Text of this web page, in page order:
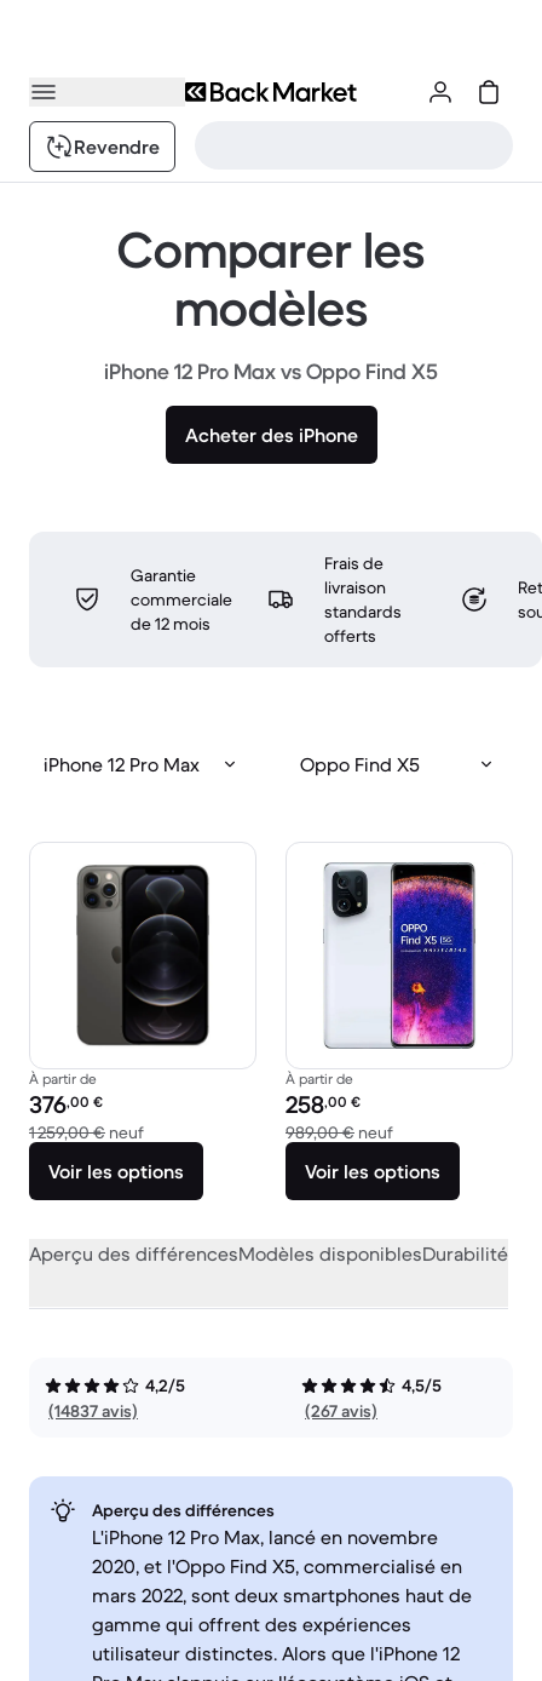
Revendre
Comparer les
modèles
iPhone 12 Pro Max vs Oppo Find X5
Acheter des iPhone
Garantie
commerciale
de 12 mois
Frais de
livraison
standards
offerts
iPhone 12 Pro Max Oppo Find X5
À partir de
Prix reconditionné :
376,00 €
1 259,00 € neufcontre 1 259,00 € neuf
Voir les options
À partir de
Prix reconditionné :
258,00 €
989,00 € neufcontre 989,00 €
Voir les options
Aperçu des différencesModèles disponiblesDurabilité
4,2/5
(14837 avis)
4,5/5
(267 avis)
Aperçu des différences
L'iPhone 12 Pro Max, lancé en novembre
2020, et l'Oppo Find X5, commercialisé en
mars 2022, sont deux smartphones haut de
gamme qui offrent des expériences
utilisateur distinctes. Alors que l'iPhone 12